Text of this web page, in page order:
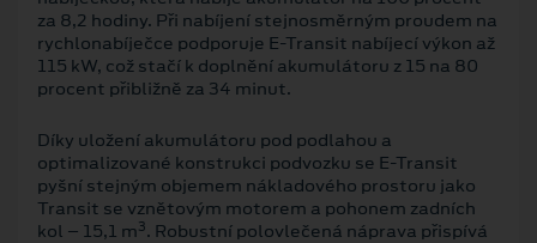
za 8,2 hodiny. Při nabíjení stejnosměrným proudem na
rychlonabíječce podporuje E-Transit nabíjecí výkon až
115 kW, což stačí k doplnění akumulátoru z 15 na 80
procent přibližně za 34 minut.
Díky uložení akumulátoru pod podlahou a
optimalizované konstrukci podvozku se E-Transit
pyšní stejným objemem nákladového prostoru jako
Transit se vznětovým motorem a pohonem zadních
kol – 15,1 m3. Robustní polovlečená náprava přispívá